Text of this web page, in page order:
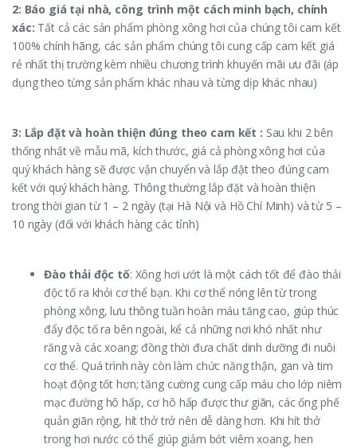
2: Báo giá tại nhà, công trình một cách minh bạch, chính
xác: Tất cả các sản phẩm phòng xông hơi của chúng tôi cam kết
100% chính hãng, các sản phẩm chúng tôi cung cấp cam kết giá
rẻ nhất thị trường kèm nhiều chương trình khuyến mãi ưu đãi (áp
dụng theo từng sản phẩm khác nhau và từng dịp khác nhau)
3: Lắp đặt và hoàn thiện đúng theo cam kết : Sau khi 2 bên
thống nhất về mẫu mã, kích thước, giá cả phòng xông hơi của
quý khách hàng sẽ được vận chuyển và lắp đặt theo đúng cam
kết với quý khách hàng. Thông thường lắp đặt và hoàn thiện
trong thời gian từ 1 – 2 ngày (tại Hà Nội và Hồ Chí Minh) và từ 5 –
10 ngày (đối với khách hàng các tỉnh)
Đào thải độc tố: Xông hơi ướt là một cách tốt để đào thải
độc tố ra khỏi cơ thể bạn. Khi cơ thể nóng lên từ trong
phòng xông, lưu thông tuần hoàn máu tăng cao, giúp thúc
đẩy độc tố ra bên ngoài, kể cả những nơi khó nhất như
răng và các xoang; đồng thời đưa chất dinh dưỡng đi nuôi
cơ thể. Quá trình này còn làm chức năng thận, gan và tim
hoạt động tốt hơn; tăng cường cung cấp máu cho lớp niêm
mạc đường hô hấp, cơ hô hấp được thư giãn, các ống phế
quản giãn rộng, hít thở trở nên dễ dàng hơn. Khi hít thở
trong hơi nước có thể giúp giảm bớt viêm xoang, hen